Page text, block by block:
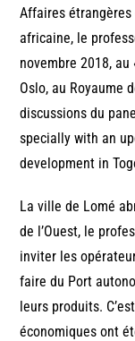
Affaires étrangères
africaine, le
novembre 2018,
Oslo, au Royaume
discussions du
specially with an
development in
La ville de Lomé
de l’Ouest, le
inviter les
faire du Port
leurs produits.
économiques ont